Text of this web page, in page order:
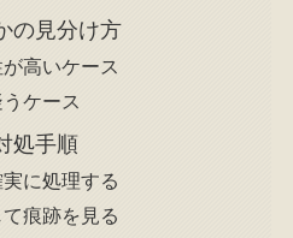
の見分け方
高いケース
ケース
処手順
に処理する
痕跡を見る